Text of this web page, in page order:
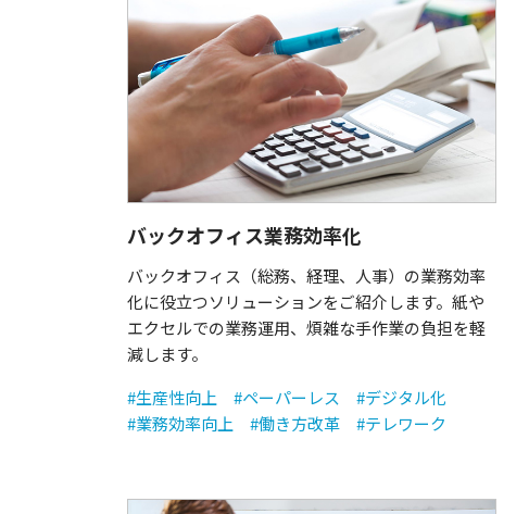
バックオフィス業務効率化
バックオフィス（総務、経理、人事）の業務効率
化に役立つソリューションをご紹介します。紙や
エクセルでの業務運用、煩雑な手作業の負担を軽
減します。
#生産性向上
#ペーパーレス
#デジタル化
#業務効率向上
#働き方改革 #テレワーク